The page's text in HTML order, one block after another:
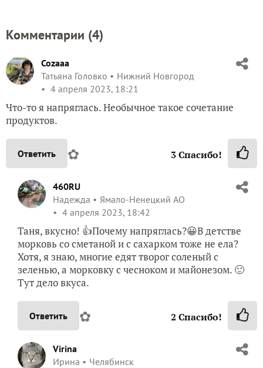
Комментарии (4)
Cozaaa
Татьяна Головко
Нижний Новгород
4 апреля 2023, 18:21
Что-то я напряглась. Необычное такое сочетание
продуктов.
Ответить ✿ 3Спасибо!
460RU
Надежда
Ямало-Ненецкий АО
4 апреля 2023, 18:42
Таня, вкусно! 👍Почему напряглась?😀В детстве
морковь со сметаной и с сахарком тоже не ела?
Хотя, я знаю, многие едят творог соленый с
зеленью, а морковку с чесноком и майонезом. 🙂
Тут дело вкуса.
Ответить ✿ 2 Спасибо!
Virina
Ирина
Челябинск